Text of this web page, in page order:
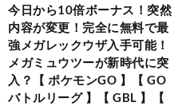
今日から10倍ボーナス！突然
内容が変更！完全に無料で最
強メガレックウザ入手可能！
メガミュウツーが新時代に突
入？【 ポケモンGO 】【 GO
バトルリーグ 】【 GBL 】【